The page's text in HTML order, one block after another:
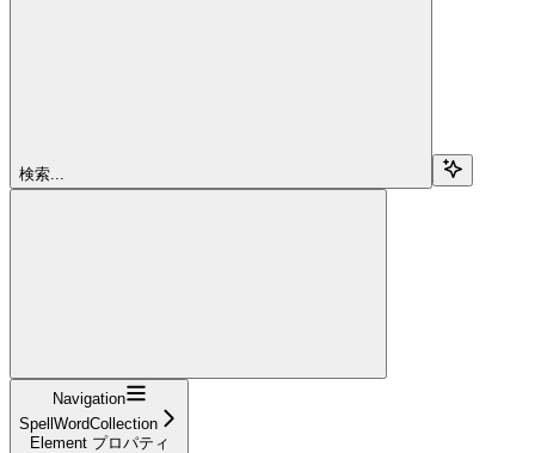
検索...
Navigation
SpellWordCollection
Element プロパティ